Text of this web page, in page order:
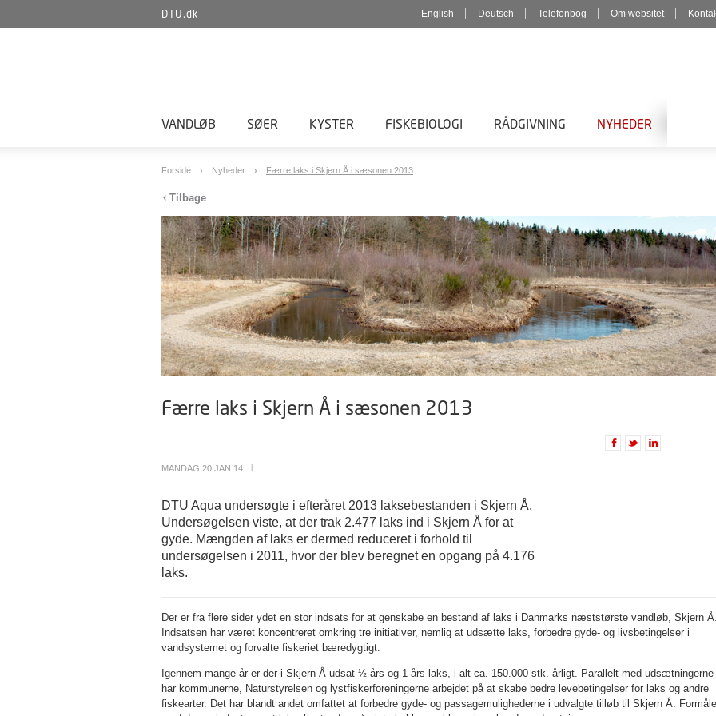
DTU.dk English Deutsch Telefonbog Om websitet
VANDLØB SØER KYSTER FISKEBIOLOGI RÅDGIVNING NYHEDER
Forside Nyheder Færre laks i Skjern Å i sæsonen 2013
Tilbage
Færre laks i Skjern Å i sæsonen 2013
MANDAG 20 JAN 14
DTU Aqua undersøgte i efteråret 2013 laksebestanden i Skjern Å.
Undersøgelsen viste, at der trak 2.477 laks ind i Skjern Å for at
gyde. Mængden af laks er dermed reduceret i forhold til
undersøgelsen i 2011, hvor der blev beregnet en opgang på 4.176
laks.
Der er fra flere sider ydet en stor indsats for at genskabe en bestand af laks i Danmarks næststørste vandløb, Skjern
Indsatsen har været koncentreret omkring tre initiativer, nemlig at udsætte laks, forbedre gyde- og livsbetingelser i
vandsystemet og forvalte fiskeriet bæredygtigt.
Igennem mange år er der i Skjern Å udsat ½-års og 1-års laks, i alt ca. 150.000 stk. årligt. Parallelt med udsætningerne
har kommunerne, Naturstyrelsen og lystfiskerforeningerne arbejdet på at skabe bedre levebetingelser for laks og andre
fiskearter. Det har blandt andet omfattet at forbedre gyde- og passagemulighederne i udvalgte tilløb til Skjern Å.